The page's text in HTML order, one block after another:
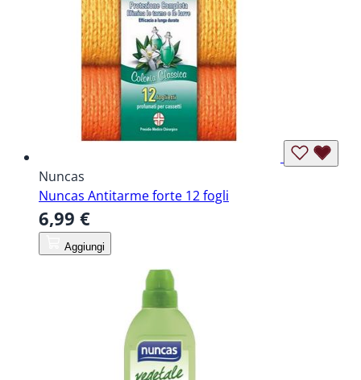
Nuncas
Nuncas Antitarme forte 12 fogli
6,99 €
Aggiungi